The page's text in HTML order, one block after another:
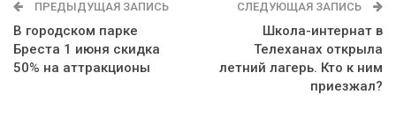
ПРЕДЫДУЩАЯ ЗАПИСЬ
В городском парке
Бреста 1 июня скидка
50% на аттракционы
СЛЕДУЮЩАЯ ЗАПИСЬ
Школа-интернат в
Телеханах открыла
летний лагерь. Кто к ним
приезжал?